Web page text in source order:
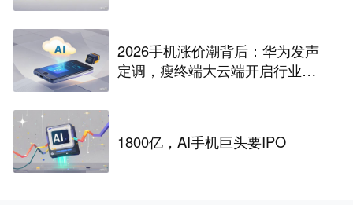
2026手机涨价潮背后：华为发声
定调，瘦终端大云端开启行业革
1800亿，AI手机巨头要IPO